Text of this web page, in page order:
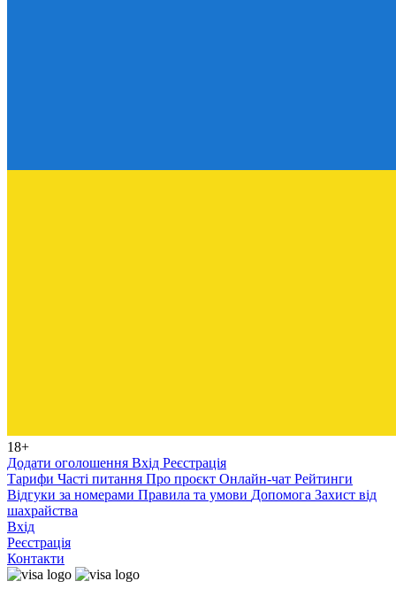
18+
Додати оголошення Вхід Реєстрація
Тарифи Часті питання Про проєкт Онлайн-чат Рейтинги
Відгуки за номерами Правила та умови Допомога Захист від
шахрайства
Вхід
Реєстрація
Контакти